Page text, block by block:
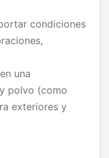
condiciones
una
polvo (como
exteriores y